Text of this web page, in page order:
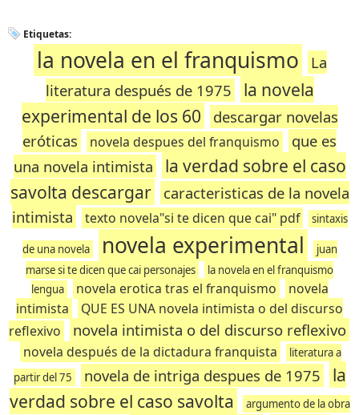
Etiquetas:
la novela en el franquismo
La
literatura después de 1975
la novela
experimental de los 60
descargar novelas
eróticas
novela despues del franquismo
que es
una novela intimista
la verdad sobre el caso
savolta descargar
caracteristicas de la novela
intimista
texto novela"si te dicen que cai" pdf sintaxis
de una novela novela experimental
juan
marse si te dicen que cai personajes
la novela en el franquismo
lengua
novela erotica tras el franquismo
novela
intimista
QUE ES UNA novela intimista o del discurso
reflexivo
novela intimista o del discurso reflexivo
novela después de la dictadura franquista
literatura a
partir del 75
novela de intriga despues de 1975
la
verdad sobre el caso savolta
argumento de la obra